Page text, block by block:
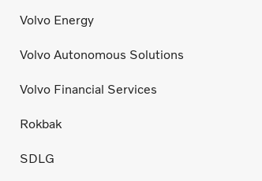
Volvo Energy
Volvo Autonomous Solutions
Volvo Financial Services
Rokbak
SDLG